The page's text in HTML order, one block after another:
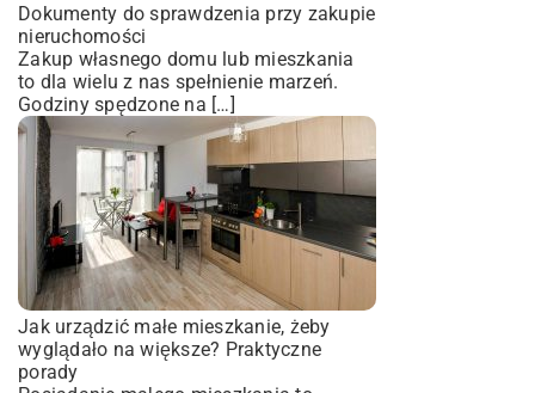
Dokumenty do sprawdzenia przy zakupie
nieruchomości
Zakup własnego domu lub mieszkania
to dla wielu z nas spełnienie marzeń.
Godziny spędzone na […]
Jak urządzić małe mieszkanie, żeby
wyglądało na większe? Praktyczne
porady